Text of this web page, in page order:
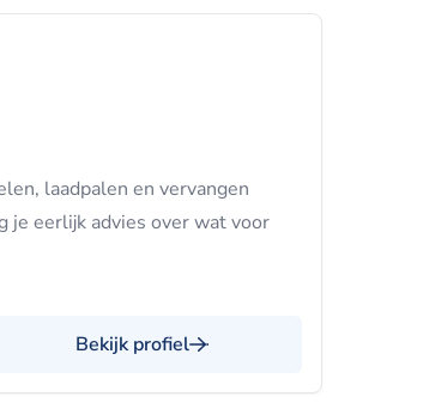
laadpalen en vervangen
je eerlijk advies over wat voor
Bekijk profiel